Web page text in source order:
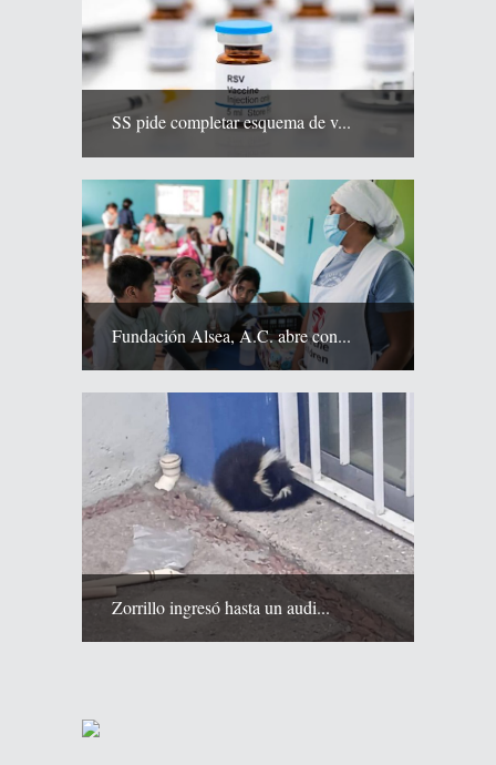
SS pide completar esquema de v...
Fundación Alsea, A.C. abre con...
Zorrillo ingresó hasta un audi...